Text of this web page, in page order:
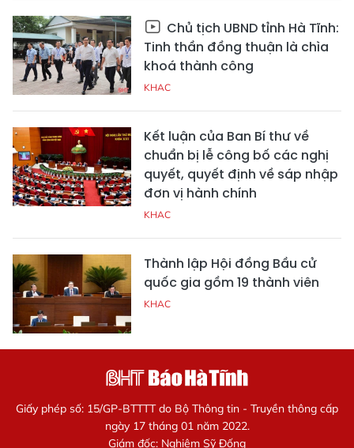
Chủ tịch UBND tỉnh Hà Tĩnh:
Tinh thần đồng thuận là chìa
khoá thành công
KHAC
Kết luận của Ban Bí thư về
chuẩn bị lễ công bố các nghị
quyết, quyết định về sáp nhập
đơn vị hành chính
KHAC
Thành lập Hội đồng Bầu cử
quốc gia gồm 19 thành viên
KHAC
Giấy phép số: 15/GP-BTTTT do Bộ Thông tin - Truyền thông cấp
ngày 17 tháng 01 năm 2022.
Giám đốc: Nghiêm Sỹ Đống